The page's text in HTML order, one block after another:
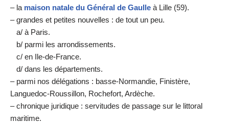
– la maison natale du Général de Gaulle à Lille (59).
– grandes et petites nouvelles : de tout un peu.
a/ à Paris.
b/ parmi les arrondissements.
c/ en Ile-de-France.
d/ dans les départements.
– parmi nos délégations : basse-Normandie, Finistère,
Languedoc-Roussillon, Rochefort, Ardèche.
– chronique juridique : servitudes de passage sur le littoral
maritime.